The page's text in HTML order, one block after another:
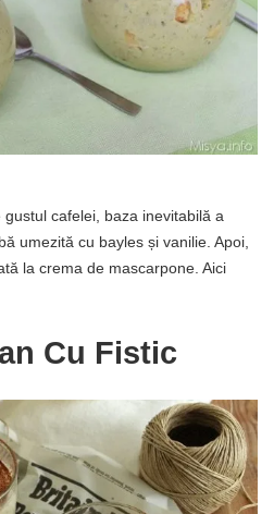
cafelei, baza inevitabilă a
umezită cu bayles și vanilie. Apoi,
la crema de mascarpone. Aici
Cu Fistic